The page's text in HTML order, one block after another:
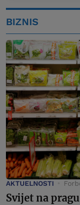
BIZNIS
AKTUELNOSTI
Svijet na